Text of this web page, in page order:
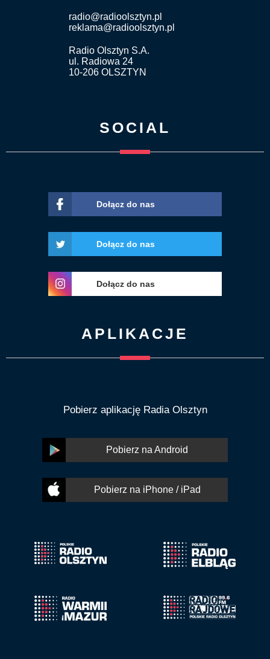
radio@radioolsztyn.pl
reklama@radioolsztyn.pl
Radio Olsztyn S.A.
ul. Radiowa 24
10-206 OLSZTYN
SOCIAL
Dołącz do nas
Dołącz do nas
Dołącz do nas
APLIKACJE
Pobierz aplikację Radia Olsztyn
Pobierz na Android
Pobierz na iPhone / iPad